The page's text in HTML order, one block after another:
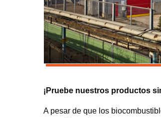
¡Pruebe nuestros productos
A pesar de que los